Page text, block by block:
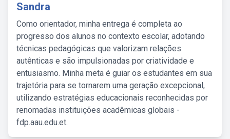
Sandra
Como orientador, minha entrega é completa ao
progresso dos alunos no contexto escolar, adotando
técnicas pedagógicas que valorizam relações
autênticas e são impulsionadas por criatividade e
entusiasmo. Minha meta é guiar os estudantes em sua
trajetória para se tornarem uma geração excepcional,
utilizando estratégias educacionais reconhecidas por
renomadas instituições acadêmicas globais -
fdp.aau.edu.et.